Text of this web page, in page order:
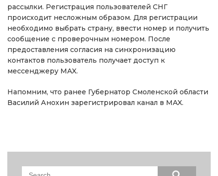
рассылки. Регистрация пользователей СНГ
происходит несложным образом. Для регистрации
необходимо выбрать страну, ввести номер и получить
сообщение с проверочным номером. После
предоставления согласия на синхронизацию
контактов пользователь получает доступ к
мессенджеру MAX.
Напомним, что ранее Губернатор Смоленской области
Василий Анохин зарегистрировал канал в MAX.
Search